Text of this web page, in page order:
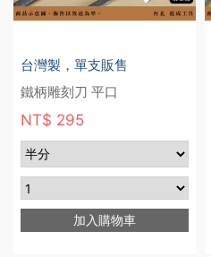
台灣製，單支販售
鐵柄雕刻刀 平口
NT$ 295
加入購物車